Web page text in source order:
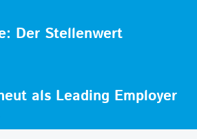
Der Stellenwert
als Leading Employer